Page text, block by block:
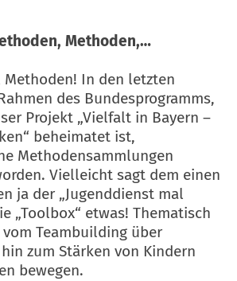
Methoden,…
In den letzten
des Bundesprogramms,
Projekt „Vielfalt in Bayern –
beheimatet ist,
Methodensammlungen
Vielleicht sagt dem einen
ja der „Jugenddienst mal
„Toolbox“ etwas! Thematisch
Teambuilding über
zum Stärken von Kindern
bewegen.